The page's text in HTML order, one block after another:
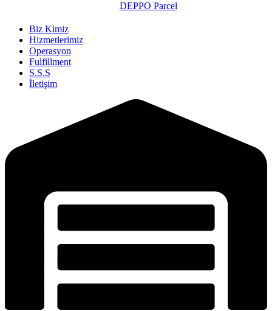
DEPPO Parcel
Biz Kimiz
Hizmetlerimiz
Operasyon
Fulfillment
S.S.S
İletişim